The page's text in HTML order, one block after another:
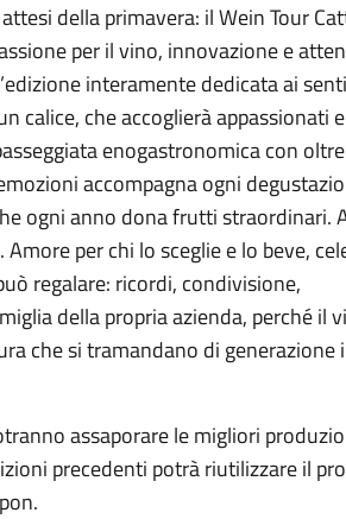
della primavera: il Wein Tour
per il vino, innovazione e
interamente dedicata ai
calice, che accoglierà appassionati
enogastronomica con
accompagna ogni
ogni anno dona frutti straordinari.
per chi lo sceglie e lo beve,
regalare: ricordi, condivisione,
della propria azienda, perché il
che si tramandano di generazione
assaporare le migliori
precedenti potrà riutilizzare il